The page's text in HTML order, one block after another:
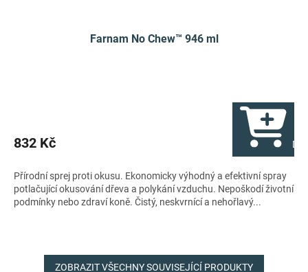
Farnam No Chew™ 946 ml
832 Kč Do
Přírodní sprej proti okusu. Ekonomicky výhodný a efektivní spray
potlačující okusování dřeva a polykání vzduchu. Nepoškodí životní
podmínky nebo zdraví koně. Čistý, neskvrnící a nehořlavý...
ZOBRAZIT VŠECHNY SOUVISEJÍCÍ PRODUKTY